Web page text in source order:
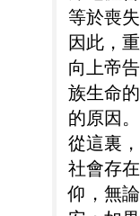
等於喪
因此，
向上帝
族生命
的原因。
從這裏
社會存
仰，無